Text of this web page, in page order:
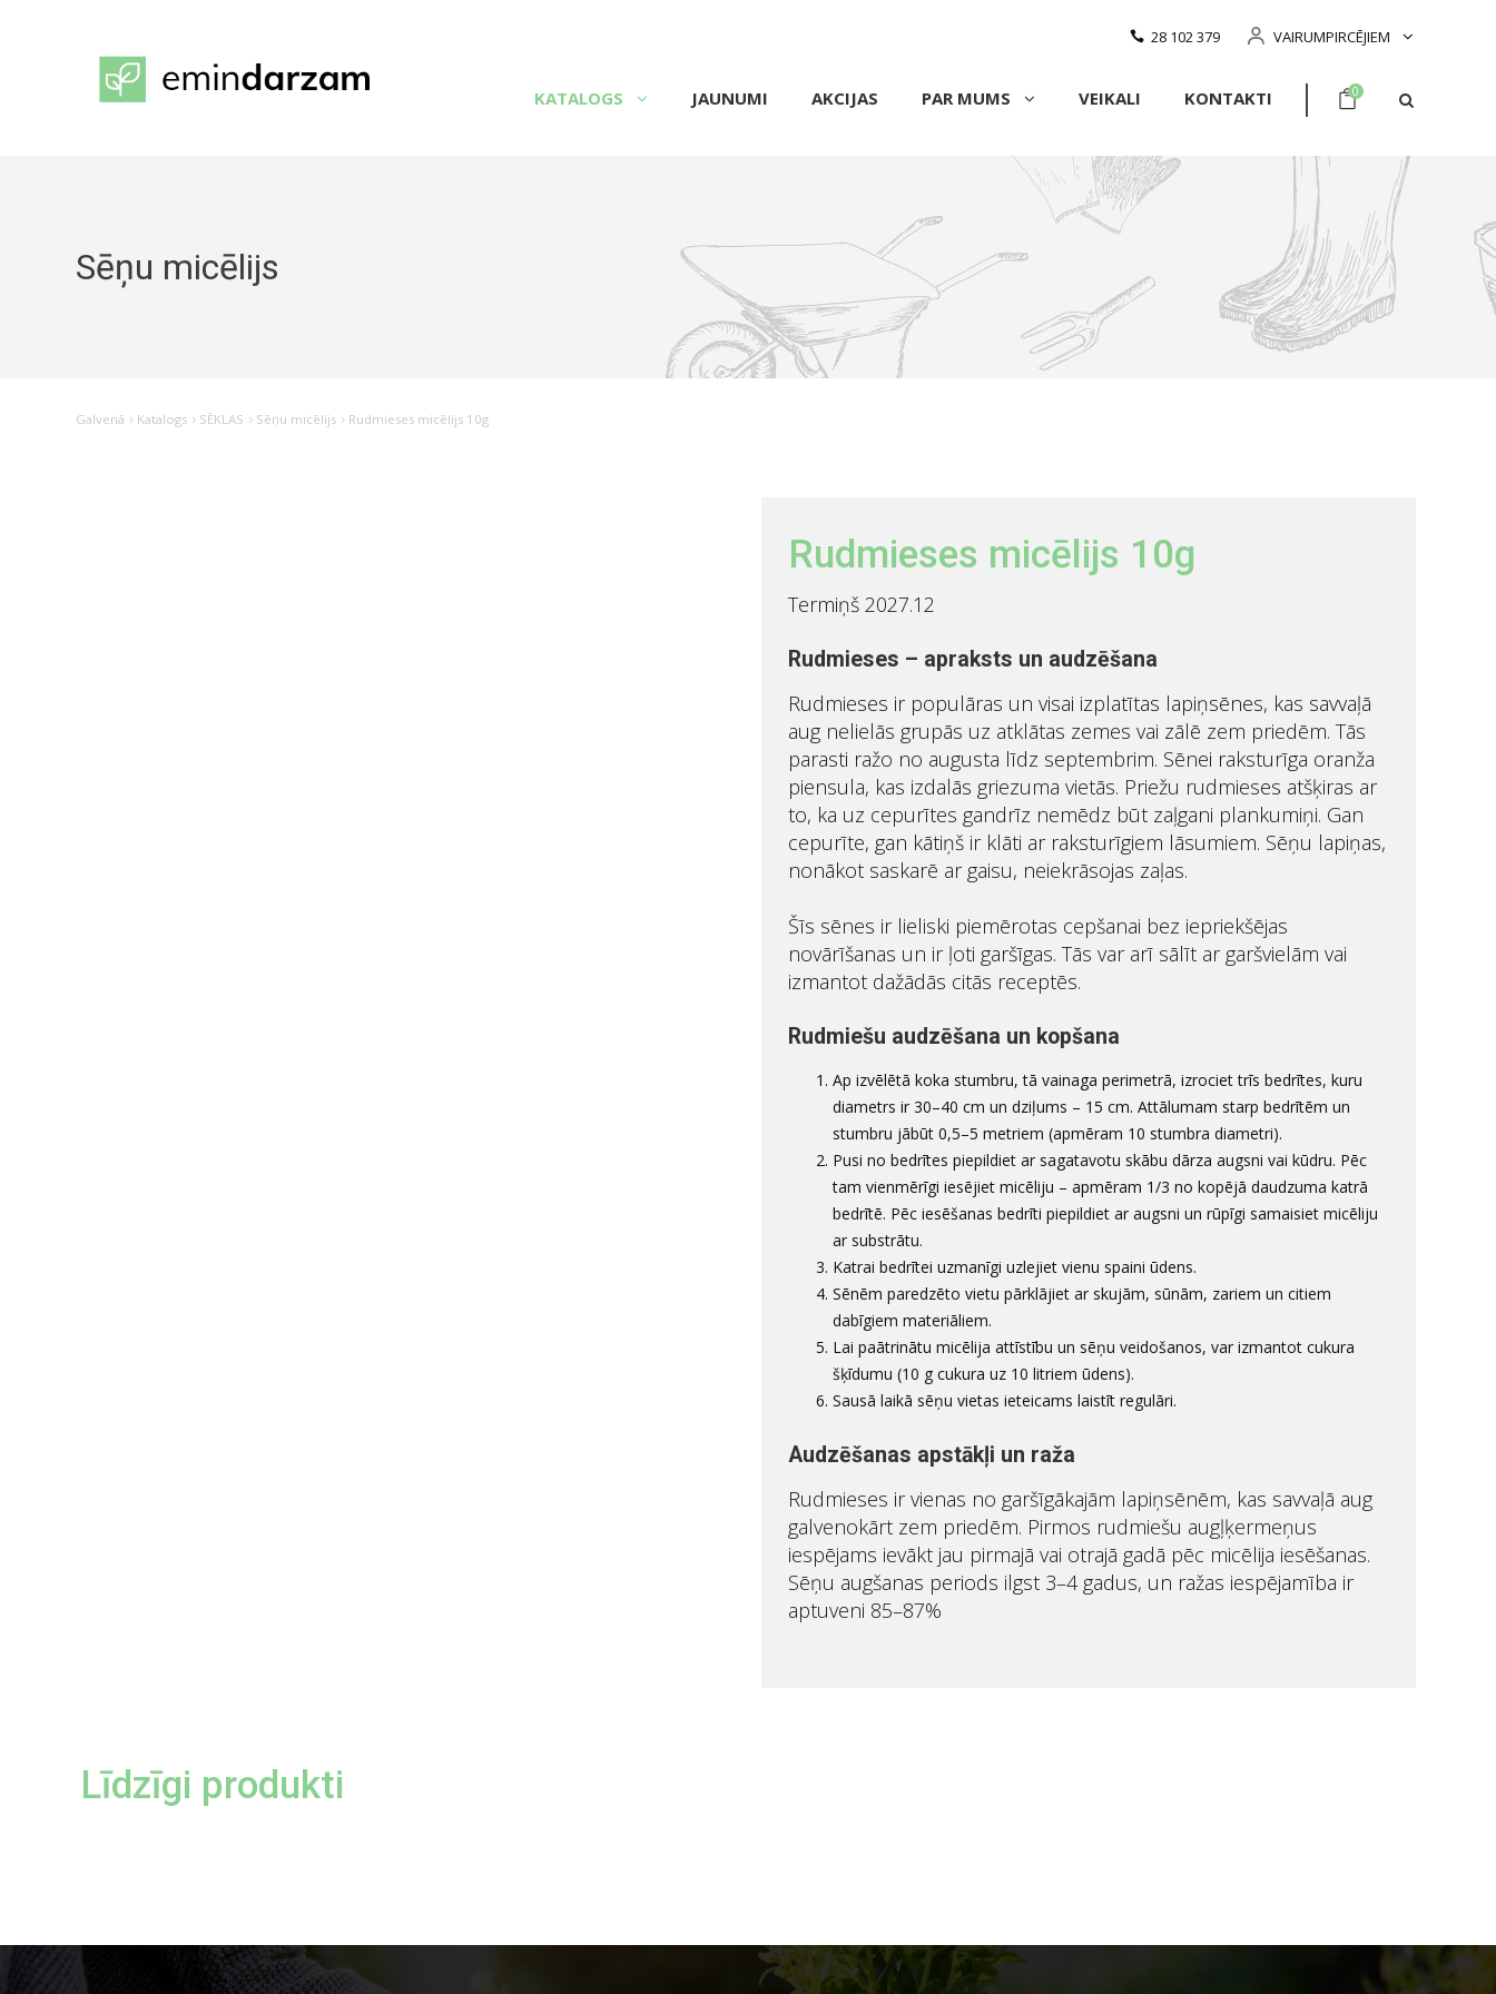
28 102 379 VAIRUMPIRCĒJIEM
KATALOGS JAUNUMI AKCIJAS PAR MUMS VEIKALI KONTAKTI 0
Sēņu micēlijs
Galvenā Katalogs SĒKLAS Sēņu micēlijs Rudmieses micēlijs 10g
Rudmieses micēlijs 10g
Termiņš 2027.12
Rudmieses – apraksts un audzēšana
Rudmieses ir populāras un visai izplatītas lapiņsēnes, kas savvaļā
aug nelielās grupās uz atklātas zemes vai zālē zem priedēm. Tās
parasti ražo no augusta līdz septembrim. Sēnei raksturīga oranža
piensula, kas izdalās griezuma vietās. Priežu rudmieses atšķiras ar
to, ka uz cepurītes gandrīz nemēdz būt zaļgani plankumiņi. Gan
cepurīte, gan kātiņš ir klāti ar raksturīgiem lāsumiem. Sēņu lapiņas,
nonākot saskarē ar gaisu, neiekrāsojas zaļas.
Šīs sēnes ir lieliski piemērotas cepšanai bez iepriekšējas
novārīšanas un ir ļoti garšīgas. Tās var arī sālīt ar garšvielām vai
izmantot dažādās citās receptēs.
Rudmiešu audzēšana un kopšana
Ap izvēlētā koka stumbru, tā vainaga perimetrā, izrociet trīs bedrītes, kuru
diametrs ir 30–40 cm un dziļums – 15 cm. Attālumam starp bedrītēm un
stumbru jābūt 0,5–5 metriem (apmēram 10 stumbra diametri).
Pusi no bedrītes piepildiet ar sagatavotu skābu dārza augsni vai kūdru. Pēc
tam vienmērīgi iesējiet micēliju – apmēram 1/3 no kopējā daudzuma katrā
bedrītē. Pēc iesēšanas bedrīti piepildiet ar augsni un rūpīgi samaisiet micēliju
ar substrātu.
Katrai bedrītei uzmanīgi uzlejiet vienu spaini ūdens.
Sēnēm paredzēto vietu pārklājiet ar skujām, sūnām, zariem un citiem
dabīgiem materiāliem.
Lai paātrinātu micēlija attīstību un sēņu veidošanos, var izmantot cukura
šķīdumu (10 g cukura uz 10 litriem ūdens).
Sausā laikā sēņu vietas ieteicams laistīt regulāri.
Audzēšanas apstākļi un raža
Rudmieses ir vienas no garšīgākajām lapiņsēnēm, kas savvaļā aug
galvenokārt zem priedēm. Pirmos rudmiešu augļķermeņus
iespējams ievākt jau pirmajā vai otrajā gadā pēc micēlija iesēšanas.
Sēņu augšanas periods ilgst 3–4 gadus, un ražas iespējamība ir
aptuveni 85–87%
Līdzīgi produkti